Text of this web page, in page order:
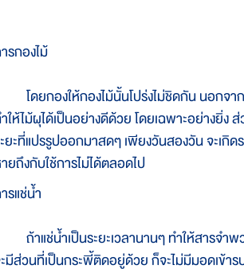
รกองไม้
โดยกองให้กองไม้นั้นโปร่งไม่ชิดกัน นอกจากจ
ให้ไม้ผุได้เป็นอย่างดีด้วย โดยเฉพาะอย่างยิ่ง
ยะที่แปรรูปออกมาสดๆ เพียงวันสองวัน จะเกิ
ยถึงกับใช้การไม่ได้ตลอดไป
รแช่น้ำ
ถ้าแช่น้ำเป็นระยะเวลานานๆ ทำให้สารจำพว
มีส่วนที่เป็นกระพี้ติดอยู่ด้วย ก็จะไม่มีมอดเข้า